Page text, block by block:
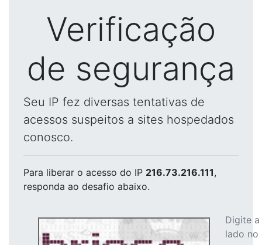
Verificação
de segurança
Seu IP fez diversas tentativas de
acessos suspeitos a sites hospedados
conosco.
Para liberar o acesso do IP 216.73.216.111,
responda ao desafio abaixo.
Digite
lado no